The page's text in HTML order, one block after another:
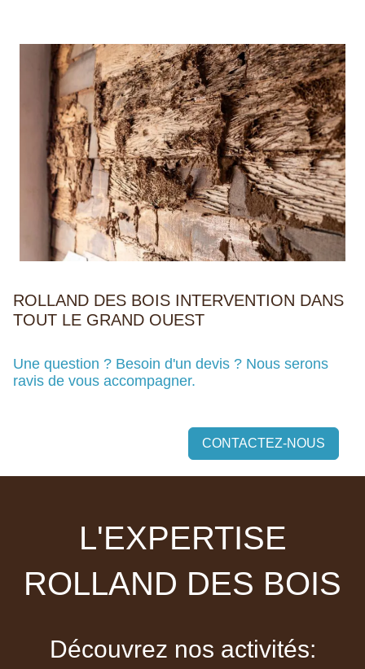
ROLLAND DES BOIS INTERVENTION DANS
TOUT LE GRAND OUEST
Une question ? Besoin d'un devis ? Nous serons
ravis de vous accompagner.
CONTACTEZ-NOUS
L'EXPERTISE
ROLLAND DES BOIS
Découvrez nos activités: